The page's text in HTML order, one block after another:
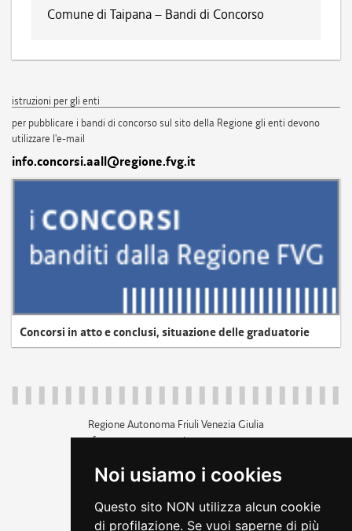
Noi usiamo i cookies
Questo sito NON utilizza alcun cookie
di profilazione. Se vuoi saperne di più
Comune di Taipana – Bandi di Concorso
istruzioni per gli enti
per pubblicare i bandi di concorso sul sito della Regione gli enti devono
utilizzare l'e-mail
info.concorsi.aall@regione.fvg.it
Concorsi in atto e conclusi, situazione delle graduatorie
Regione Autonoma Friuli Venezia Giulia
c.f. 80014930327; p.iva 00526040324
+39 040 3771111
amministrazione trasparente